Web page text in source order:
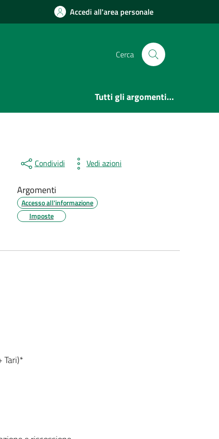
Accedi all'area personale
Cerca
Tutti gli argomenti...
Condividi Vedi azioni
Argomenti
Accesso all'informazione
Imposte
Tari)*